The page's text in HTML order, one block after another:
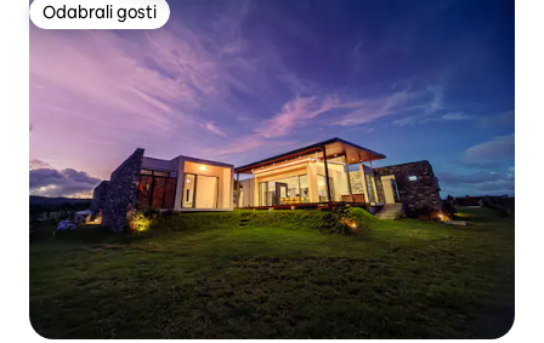
Odabrali gosti
Odabrali gosti